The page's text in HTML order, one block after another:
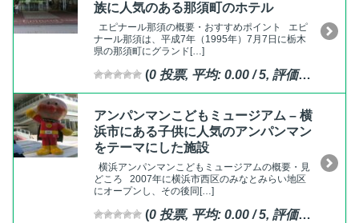
族に人気のある那須町のホテル
エピナール那須の概要・おすすめポイント エピ
ナール那須は、平成7年（1995年）7月7日に栃木
県の那須町にグランド[…]
(0 投票, 平均: 0.00/ 5, 評価済
アンパンマンこどもミュージアム – 横
浜市にある子供に人気のアンパンマン
をテーマにした施設
横浜アンパンマンこどもミュージアムの概要・見
どころ 2007年に横浜市西区のみなとみらい地区
にオープンし、その後同[…]
(0 投票, 平均: 0.00 / 5, 評価済